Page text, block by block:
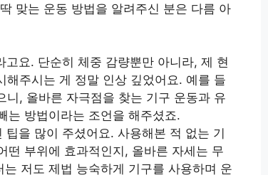
맞는 운동 방법을 알려주신 분은 다름 아
요. 단순히 체중 감량뿐만 아니라, 제 현
주시는 게 정말 인상 깊었어요. 예를 들
, 올바른 자극점을 찾는 기구 운동과 유
는 방법이라는 조언을 해주셨죠.
을 많이 주셨어요. 사용해본 적 없는 기
떤 부위에 효과적인지, 올바른 자세는 무
저도 제법 능숙하게 기구를 사용하며 운